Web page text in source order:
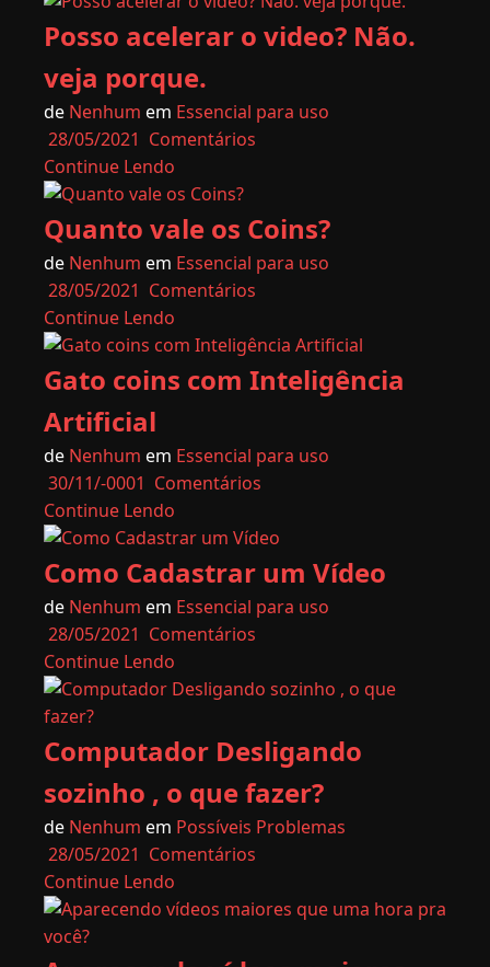
Posso acelerar o video? Não.
veja porque.
de Nenhum em Essencial para uso
28/05/2021 Comentários
Continue Lendo
Quanto vale os Coins?
de Nenhum em Essencial para uso
28/05/2021 Comentários
Continue Lendo
Gato coins com Inteligência
Artificial
de Nenhum em Essencial para uso
30/11/-0001 Comentários
Continue Lendo
Como Cadastrar um Vídeo
de Nenhum em Essencial para uso
28/05/2021 Comentários
Continue Lendo
Computador Desligando
sozinho , o que fazer?
de Nenhum em Possíveis Problemas
28/05/2021 Comentários
Continue Lendo